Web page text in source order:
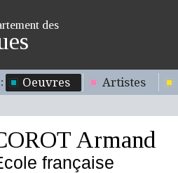
des
Oeuvres Artistes
Armand
française